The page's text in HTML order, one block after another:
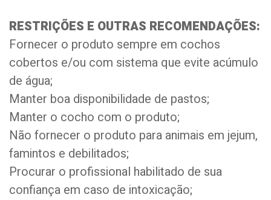
RESTRIÇÕES E OUTRAS RECOMENDAÇÕES:
Fornecer o produto sempre em cochos
cobertos e/ou com sistema que evite acúmulo
de água;
Manter boa disponibilidade de pastos;
Manter o cocho com o produto;
Não fornecer o produto para animais em jejum,
famintos e debilitados;
Procurar o profissional habilitado de sua
confiança em caso de intoxicação;